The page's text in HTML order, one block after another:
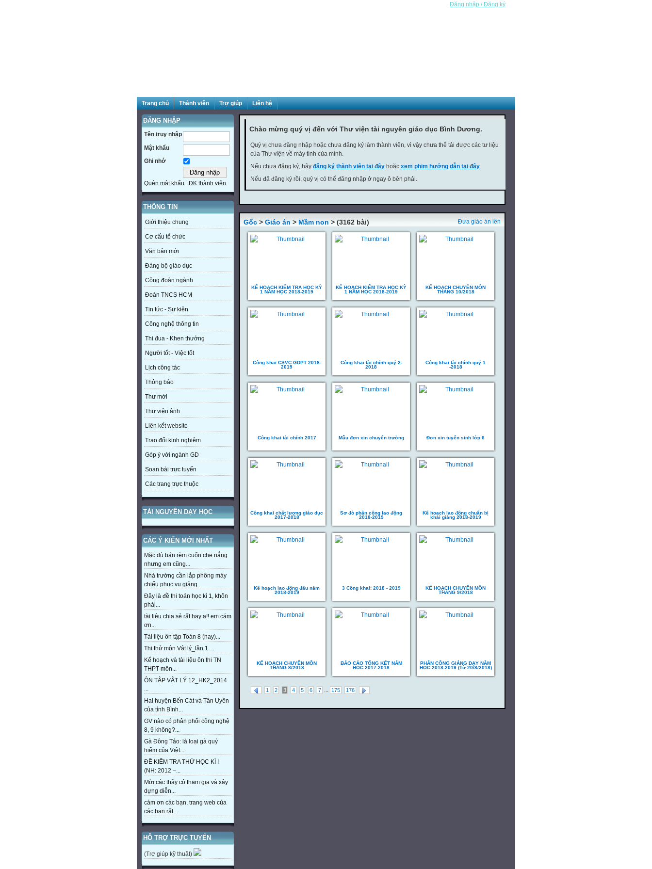
Đăng nhập / Đăng ký
Trang chủ Thành viên Trợ giúp Liên hệ
ĐĂNG NHẬP
Tên truy nhập
Mật khẩu
Ghi nhớ
Quên mật khẩu ĐK thành viên
THÔNG TIN
Giới thiệu chung
Cơ cấu tổ chức
Văn bản mới
Đảng bộ giáo dục
Công đoàn ngành
Đoàn TNCS HCM
Tin tức - Sự kiện
Công nghệ thông tin
Thi đua - Khen thưởng
Người tốt - Việc tốt
Lịch công tác
Thông báo
Thư mời
Thư viện ảnh
Liên kết website
Trao đổi kinh nghiệm
Góp ý với ngành GD
Soạn bài trực tuyến
Các trang trực thuộc
TÀI NGUYÊN DẠY HỌC
CÁC Ý KIẾN MỚI NHẤT
Mặc dù bán rèm cuốn che nắng
nhưng em cũng...
Nhà trường cần lắp phông máy
chiếu phục vụ giảng...
Đây là đề thi toán học kì 1, khôn
phải...
tài liệu chia sẻ rất hay ạ!! em cám
ơn...
Tài liệu ôn tập Toán 8 (hay)...
Thi thử môn Vật lý_lần 1 ...
Kế hoạch và tài liệu ôn thi TN
THPT môn...
ÔN TẬP VẬT LÝ 12_HK2_2014
...
Hai huyện Bến Cát và Tân Uyên
của tỉnh Bình...
GV nào có phân phối công nghệ
8, 9 không?...
Gà Đông Tảo: là loại gà quý
hiếm của Việt...
ĐỀ KIỂM TRA THỬ HỌC KÌ I
(NH: 2012 –...
Mời các thầy cô tham gia và xây
dựng diễn...
cảm ơn các bạn, trang web của
các bạn rất...
HỖ TRỢ TRỰC TUYẾN
(Trợ giúp kỹ thuật)
Chào mừng quý vị đến với Thư viện tài nguyên giáo dục Bình Dương.
Quý vị chưa đăng nhập hoặc chưa đăng ký làm thành viên, vì vậy chưa thể tải được các tư liệu
của Thư viện về máy tính của mình.
Nếu chưa đăng ký, hãy đăng ký thành viên tại đây hoặc xem phim hướng dẫn tại đây
Nếu đã đăng ký rồi, quý vị có thể đăng nhập ở ngay ô bên phải.
Đưa giáo án lên
Gốc > Giáo án > Mầm non > (3162 bài)
KẾ HOẠCH KIỂM TRA HỌC KỲ
1 NĂM HỌC 2018-2019
KẾ HOẠCH KIỂM TRA HỌC KỲ
1 NĂM HỌC 2018-2019
KẾ HOẠCH CHUYÊN MÔN
THÁNG 10/2018
Công khai CSVC GDPT 2018-
2019
Công khai tài chính quý 2-
2018
Công khai tài chính quý 1
-2018
Công khai tài chính 2017 Mẫu đơn xin chuyển trường Đơn xin tuyển sinh lớp 6
Công khai chất lượng giáo dục
2017-2018
Sơ đò phân công lao động
2018-2019
Kế hoạch lao động chuẩn bị
khai giảng 2018-2019
Kế hoạch lao động đầu năm
2018-2019
3 Công khai: 2018 - 2019
KẾ HOẠCH CHUYÊN MÔN
THÁNG 9/2018
KẾ HOẠCH CHUYÊN MÔN
THÁNG 8/2018
BÁO CÁO TỔNG KẾT NĂM
HỌC 2017-2018
PHÂN CÔNG GIẢNG DẠY NĂM
HỌC 2018-2019 (Từ 20/8/2018)
1 2 3 4 5 6 7 ... 175 176